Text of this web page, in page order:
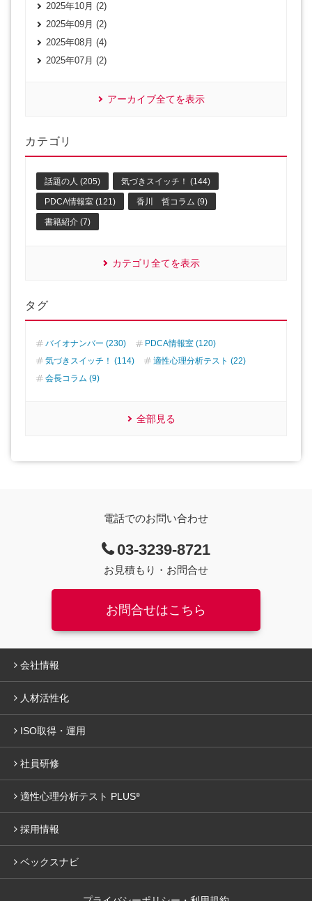
2025年10月 (2)
2025年09月 (2)
2025年08月 (4)
2025年07月 (2)
アーカイブ全てを表示
カテゴリ
話題の人 (205) 気づきスイッチ！ (144)
PDCA情報室 (121) 香川 哲コラム (9)
書籍紹介 (7)
カテゴリ全てを表示
タグ
バイオナンバー (230)
PDCA情報室 (120)
気づきスイッチ！ (114)
適性心理分析テスト (22)
会長コラム (9)
全部見る
電話でのお問い合わせ
03-3239-8721
お見積もり・お問合せ
お問合せはこちら
会社情報
人材活性化
ISO取得・運用
社員研修
適性心理分析テスト PLUS®
採用情報
ベックスナビ